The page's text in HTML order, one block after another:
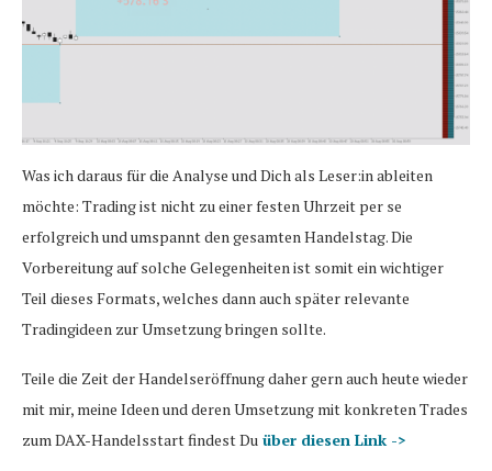
Was ich daraus für die Analyse und Dich als Leser:in ableiten
möchte: Trading ist nicht zu einer festen Uhrzeit per se
erfolgreich und umspannt den gesamten Handelstag. Die
Vorbereitung auf solche Gelegenheiten ist somit ein wichtiger
Teil dieses Formats, welches dann auch später relevante
Tradingideen zur Umsetzung bringen sollte.
Teile die Zeit der Handelseröffnung daher gern auch heute wieder
mit mir, meine Ideen und deren Umsetzung mit konkreten Trades
zum DAX-Handelsstart findest Du über diesen Link ->